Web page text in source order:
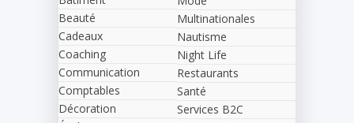
Beauté
Cadeaux
Coaching
Communication
Comptables
Décoration
Multinationales
Nautisme
Night Life
Restaurants
Santé
Services B2C